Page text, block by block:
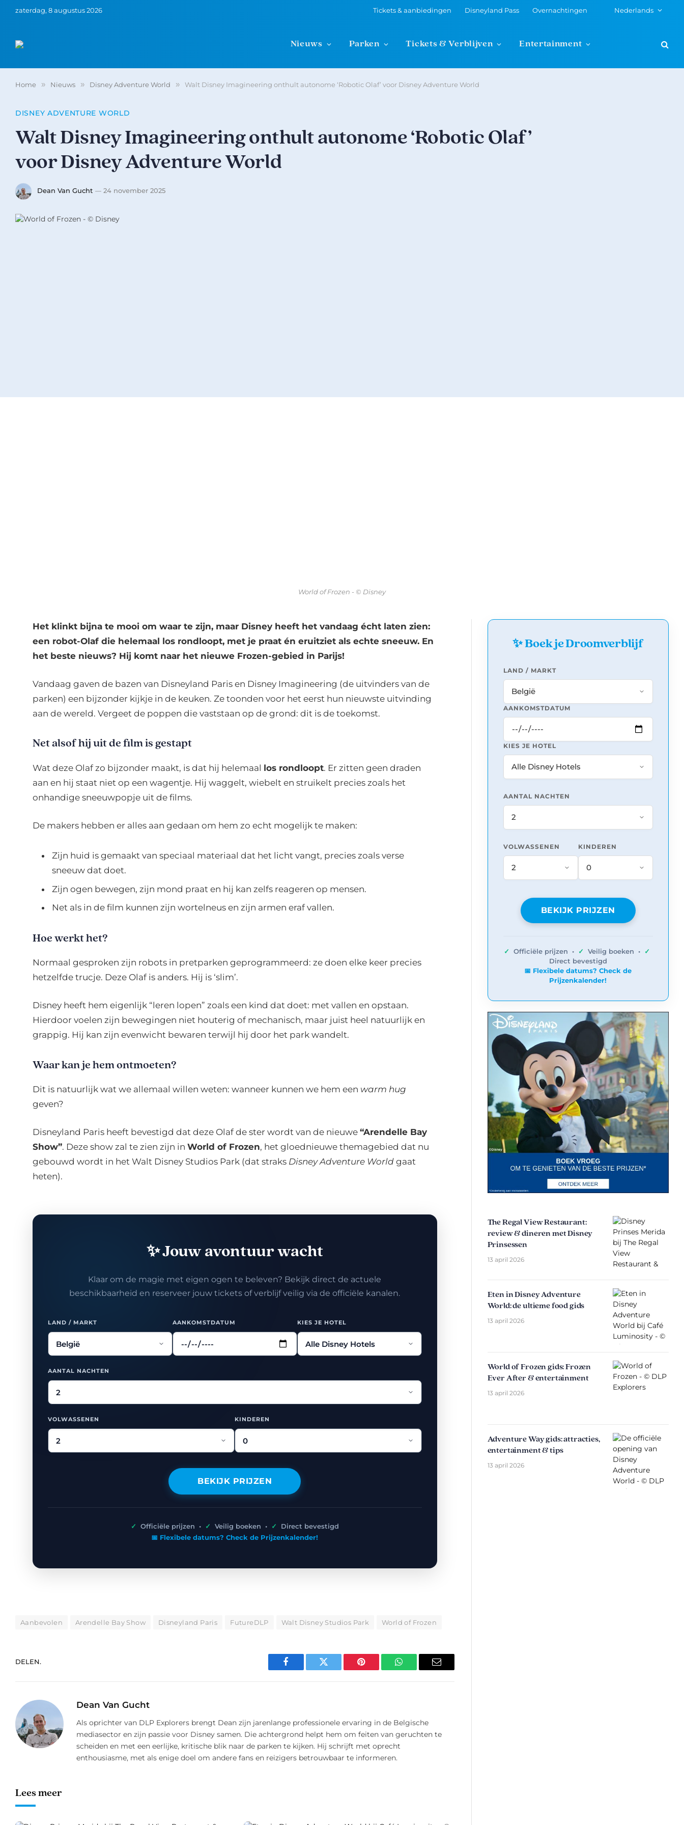
zaterdag, 8 augustus 2026 Tickets & aanbiedingen Disneyland Pass Overnachtingen Nederlands
Nieuws Parken Tickets & Verblijven Entertainment
Home » Nieuws » Disney Adventure World » Walt Disney Imagineering onthult autonome ‘Robotic Olaf’ voor Disney Adventure World
DISNEY ADVENTURE WORLD
Walt Disney Imagineering onthult autonome ‘Robotic Olaf’
voor Disney Adventure World
Dean Van Gucht 24 november 2025
World of Frozen - © Disney
Het klinkt bijna te mooi om waar te zijn, maar Disney heeft het vandaag écht laten zien:
een robot-Olaf die helemaal los rondloopt, met je praat én eruitziet als echte sneeuw. En
het beste nieuws? Hij komt naar het nieuwe Frozen-gebied in Parijs!
Vandaag gaven de bazen van Disneyland Paris en Disney Imagineering (de uitvinders van de
parken) een bijzonder kijkje in de keuken. Ze toonden voor het eerst hun nieuwste uitvinding
aan de wereld. Vergeet de poppen die vaststaan op de grond: dit is de toekomst.
Net alsof hij uit de film is gestapt
Wat deze Olaf zo bijzonder maakt, is dat hij helemaal los rondloopt. Er zitten geen draden
aan en hij staat niet op een wagentje. Hij waggelt, wiebelt en struikelt precies zoals het
onhandige sneeuwpopje uit de films.
De makers hebben er alles aan gedaan om hem zo echt mogelijk te maken:
Zijn huid is gemaakt van speciaal materiaal dat het licht vangt, precies zoals verse
sneeuw dat doet.
Zijn ogen bewegen, zijn mond praat en hij kan zelfs reageren op mensen.
Net als in de film kunnen zijn wortelneus en zijn armen eraf vallen.
Hoe werkt het?
Normaal gesproken zijn robots in pretparken geprogrammeerd: ze doen elke keer precies
hetzelfde trucje. Deze Olaf is anders. Hij is ‘slim’.
Disney heeft hem eigenlijk “leren lopen” zoals een kind dat doet: met vallen en opstaan.
Hierdoor voelen zijn bewegingen niet houterig of mechanisch, maar juist heel natuurlijk en
grappig. Hij kan zijn evenwicht bewaren terwijl hij door het park wandelt.
Waar kan je hem ontmoeten?
Dit is natuurlijk wat we allemaal willen weten: wanneer kunnen we hem een warm hug
geven?
Disneyland Paris heeft bevestigd dat deze Olaf de ster wordt van de nieuwe “Arendelle Bay
Show”. Deze show zal te zien zijn in World of Frozen, het gloednieuwe themagebied dat nu
gebouwd wordt in het Walt Disney Studios Park (dat straks Disney Adventure Worldgaat
heten).
✨ Jouw avontuur wacht
Klaar om de magie met eigen ogen te beleven? Bekijk direct de actuele
beschikbaarheid en reserveer jouw tickets of verblijf veilig via de officiële kanalen.
LAND / MARKT AANKOMSTDATUM KIES JE HOTEL
AANTAL NACHTEN
VOLWASSENEN KINDEREN
BEKIJK PRIJZEN
✓ Officiële prijzen • ✓ Veilig boeken • ✓
Direct bevestigd
📅 Flexibele datums? Check de Prijzenkalender!
Aanbevolen Arendelle Bay Show Disneyland Paris FutureDLP Walt Disney Studios Park World of Frozen
DELEN.
Facebook Twitter Pinterest WhatsAppE-
Dean Van Gucht
Als oprichter van DLP Explorers brengt Dean zijn jarenlange professionele ervaring in de Belgische
mediasector en zijn passie voor Disney samen. Die achtergrond helpt hem om feiten van geruchten te
scheiden en met een eerlijke, kritische blik naar de parken te kijken. Hij schrijft met oprecht
enthousiasme, met als enige doel om andere fans en reizigers betrouwbaar te informeren.
Lees meer
✨ Boek je Droomverblijf
LAND / MARKT
AANKOMSTDATUM
KIES JE HOTEL
AANTAL NACHTEN
VOLWASSENEN KINDEREN
BEKIJK PRIJZEN
✓ Officiële prijzen • ✓ Veilig boeken •
✓
Direct bevestigd
📅 Flexibele datums? Check de
Prijzenkalender!
The Regal View Restaurant:
review & dineren met Disney
Prinsessen
13 april 2026
Eten in Disney Adventure
World: de ultieme food gids
13 april 2026
World of Frozen gids: Frozen
Ever After & entertainment
13 april 2026
Adventure Way gids: attracties,
entertainment & tips
13 april 2026